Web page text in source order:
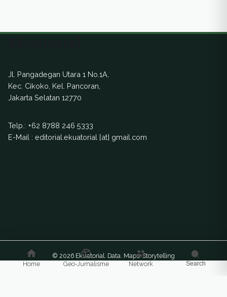
Jl. Pangadegan Utara 1 No.1A,
Kec. Cikoko, Kel. Pancoran,
Jakarta Selatan 12770
Telp.: +62 8788 246 5333
E-Mail : editorial.ekuatorial [at] gmail.com
© 2026 Ekuatorial. Data. Maps. Storytelling
Home
Geo-Jurnalisme Network Search